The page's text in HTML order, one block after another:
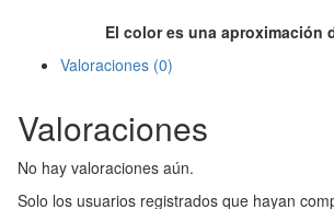
El color es una aproximación
Valoraciones (0)
Valoraciones
No hay valoraciones aún.
Solo los usuarios registrados que hayan